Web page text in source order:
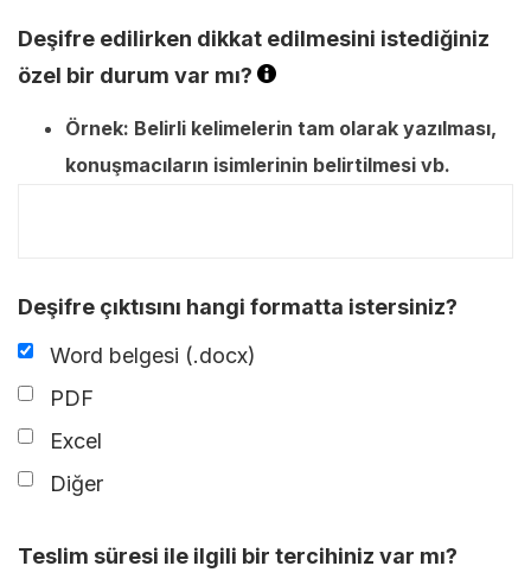
Deşifre edilirken dikkat edilmesini istediğiniz
özel bir durum var mı?
Örnek: Belirli kelimelerin tam olarak yazılması,
konuşmacıların isimlerinin belirtilmesi vb.
Deşifre çıktısını hangi formatta istersiniz?
Word belgesi (.docx)
PDF
Excel
Diğer
Teslim süresi ile ilgili bir tercihiniz var mı?